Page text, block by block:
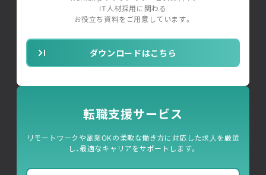
IT人材採用に関わる
お役立ち資料をご用意しています。
ダウンロードはこちら
転職支援サービス
リモートワークや副業OKの柔軟な働き方に対応した求人を厳選
し、最適なキャリアをサポートします。